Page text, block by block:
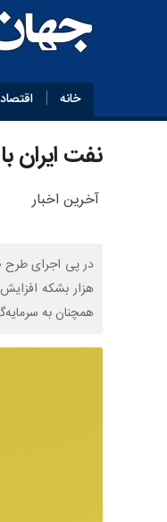
خانه اقتصاد
نفت ایران با ۳ میلیارد دلار تسهیلات جان تازه گرفت
آخرین اخبار
هزار بشکه
همچنان به